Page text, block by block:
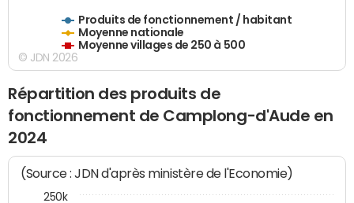
Produits de fonctionnement / habitant
Moyenne nationale
Moyenne villages de 250 à 500
© JDN 2026
Répartition des produits de
fonctionnement de Camplong-d'Aude en
2024
(Source : JDN d'après ministère de l'Economie)
250k